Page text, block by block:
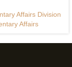
Affairs Division
Affairs